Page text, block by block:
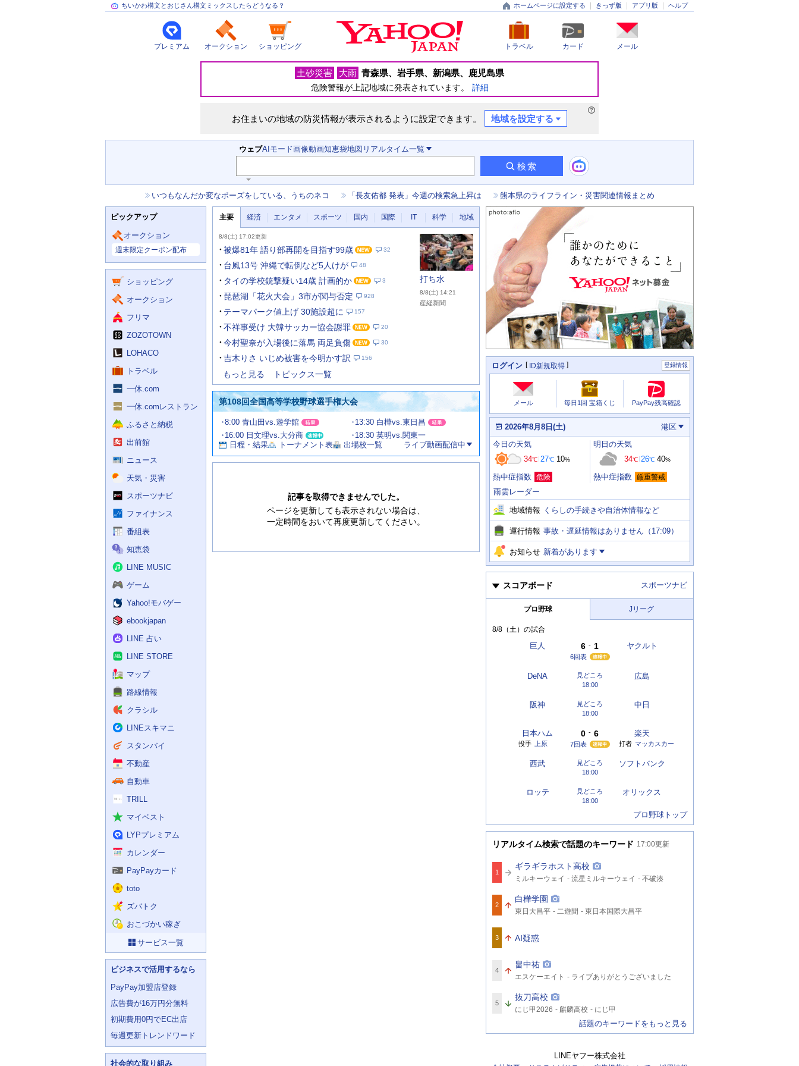
ちいかわ構文とおじさん構文ミックスしたらどうなる？ ホームページに設定する きっず版 アプリ版 ヘルプ
トラベル カード メール
プレミアム オークション ショッピング
災
土砂災害 大雨 青森県 岩手県 新潟県 鹿児島県
危険警報が上記地域に発表されています。 詳細
お住まいの地域の防災情報が表示されるように設定できます。 地域を設定する
検
索
ウェブAIモード画像動画知恵袋地図 リアルタイム一覧
検索
ワ
ー
力
補
助
を
開
く
ら
せ
いつもなんだか変なポーズをしている、うちのネコ 「長友佑都 発表」今週の検索急上昇は 熊本県のライフライン・災害関連情報まとめ
ピックアップ
オークション
週末限定クーポン配布
サ
ビ
ショッピング
オークション
フリマ
ZOZOTOWN
LOHACO
トラベル
一休.com
一休.comレストラン
ふるさと納税
出前館
ニュース
天気・災害
スポーツナビ
ファイナンス
番組表
知恵袋
LINE MUSIC
ゲーム
Yahoo!モバゲー
ebookjapan
LINE 占い
LINE STORE
マップ
路線情報
クラシル
LINEスキマニ
スタンバイ
不動産
自動車
TRILL
マイベスト
LYPプレミアム
カレンダー
PayPayカード
toto
ズバトク
おこづかい稼ぎ
サービス一覧
ビジネスで活用するなら
PayPay加盟店登録
広告費が16万円分無料
初期費用0円でEC出店
毎週更新トレンドワード
社会的な取り組み
ュ
ス
主要 経済 エンタメ スポーツ 国内 国際 IT 科学 地域
要
ニ
ー
8/8(土) 17:02更新
被爆81年 語り部再開を目指す99歳 32
台風13号 沖縄で転倒など5人けが 48
タイの学校銃撃疑い14歳 計画的か 3
琵琶湖「花火大会」3市が関与否定 928
テーマパーク値上げ 30施設超に 157
不祥事受け 大韓サッカー協会謝罪 20
今村聖奈が入場後に落馬 両足負傷 30
吉木りさ いじめ被害を今明かす訳 156
打ち水
8/8(土) 14:21
産経新聞
もっと見る トピックス一覧
第108回全国高等学校野球選手権大会
試
合
情
報
8:00 青山田vs.遊学館
13:30 白樺vs.東日昌
16:00 日文理vs.大分商
18:30 英明vs.関東一
日程・結果
トーナメント表 出場校一覧 ライブ動画配信中
お
す
記事を取得できませんでした。
ページを更新しても表示されない場合は、
一定時間をおいて再度更新してください。
個
人
情
報
ログイン ID新規取得 登録情報
あ
た
の
ス
ス
メール 毎日1回 宝箱くじ PayPay残高確認
本
日
の
天
気
、
運
情
報
2026年8月8日(土) 港区
今
日
明
日
の
天
気
今日 の天気
34℃ 27℃ 10%
熱中症指数 危険
明日 の天気
34℃ 26℃ 40%
熱中症指数 厳重警戒
雨雲レーダー
地域情報 くらしの手続きや自治体情報など
運行情報 事故・遅延情報はありません（17:09）
お知らせ 新着があります
スコアボード スポーツナビ
プロ野球 Jリーグ
8/8（土） の試合
巨人 ヤクルト
6回表
6 - 1
DeNA 広島
18:00
見どころ
阪神 中日
18:00
見どころ
日本ハム 楽天
7回表
0 - 6
投手 上原 打者 マッカスカー
西武 ソフトバンク
18:00
見どころ
ロッテ オリックス
18:00
見どころ
プロ野球トップ
リアルタイム検索で話題のキーワード 17:00更新
1
ギラギラホスト高校
関
連
ー
ド
ミルキーウェイ 流星ミルキーウェイ 不破湊
2
白樺学園
関
連
ド
東日大昌平 二遊間 東日本国際大昌平
3 AI疑惑
4
畠中祐
連
ー
ド
エスケーエイト
ライブありがとうございました
5
抜刀高校
関
連
にじ甲2026 麒麟高校 にじ甲
話題のキーワードをもっと見る
LINEヤフー株式会社